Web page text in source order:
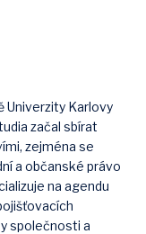
Univerzity Karlovy
začal sbírat
zejména se
a občanské právo
na agendu
společnosti a